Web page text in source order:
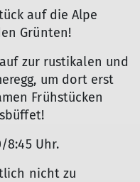
auf die Alpe
Grünten!
zur rustikalen und
um dort erst
Frühstücken
8:45 Uhr.
nicht zu